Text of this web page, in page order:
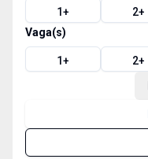
1+ 2+
Vaga(s)
1+ 2+